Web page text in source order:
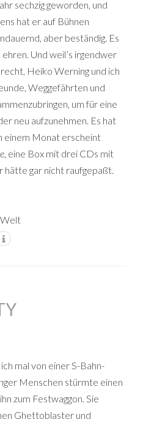
sechzig geworden, und
hat er auf Bühnen
aber beständig. Es
Und weil’s irgendwer
Heiko Werning und ich
Weggefährten und
um für eine
neu aufzunehmen. Es hat
einem Monat erscheint
, eine Box mit drei CDs mit
hätte gar nicht raufgepaßt.
mal von einer S-Bahn-
Menschen stürmte einen
zum Festwaggon. Sie
Ghettoblaster und